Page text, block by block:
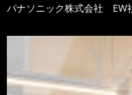
パナソニック株式会社